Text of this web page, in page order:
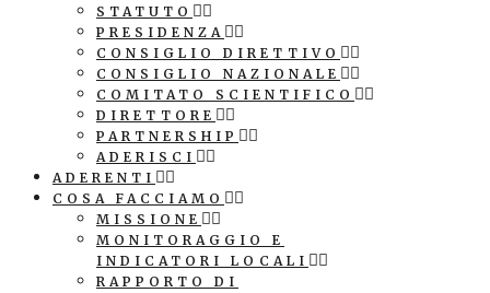
STATUTO
PRESIDENZA
CONSIGLIO DIRETTIVO
CONSIGLIO NAZIONALE
COMITATO SCIENTIFICO
DIRETTORE
PARTNERSHIP
ADERISCI
ADERENTI
COSA FACCIAMO
MISSIONE
MONITORAGGIO E
INDICATORI LOCALI
RAPPORTO DI